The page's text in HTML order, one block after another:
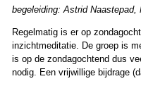
begeleiding:Astrid Naastepad,
Regelmatig is er op
inzichtmeditatie. De groep is
is op de zondagochtend dus
nodig. Een vrijwillige bijdrage